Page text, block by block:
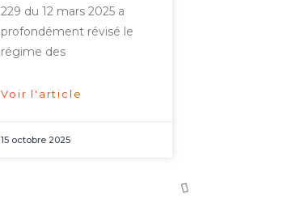
229 du 12 mars 2025 a
profondément révisé le
régime des
Voir l'article
15 octobre 2025